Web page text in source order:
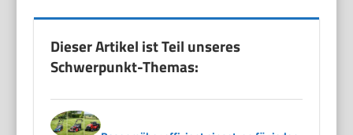
Dieser Artikel ist Teil unseres
Schwerpunkt-Themas: